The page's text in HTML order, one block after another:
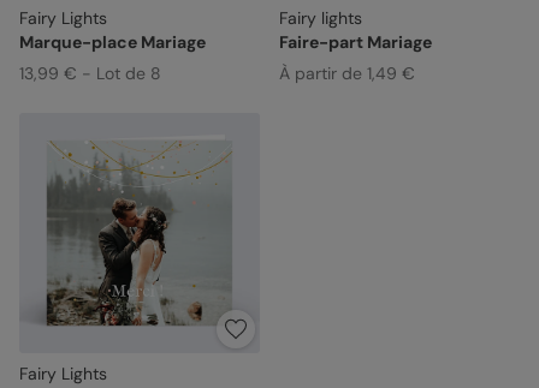
Fairy Lights
Marque-place Mariage
13,99 € - Lot de 8
Fairy lights
Faire-part Mariage
À partir de 1,49 €
Fairy Lights